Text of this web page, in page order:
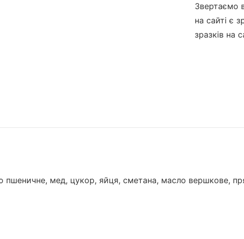
Звертаємо
на сайті є
зразків на
мед, цукор, яйця, сметана, масло вершкове,